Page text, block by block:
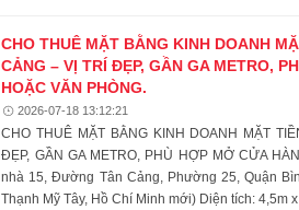
CHO THUÊ MẶT BẰNG KINH DOANH
CẢNG – VỊ TRÍ ĐẸP, GẦN GA METRO,
HOẶC VĂN PHÒNG.
2026-07-18 13:12:21
CHO THUÊ MẶT BẰNG KINH DOANH MẶT
ĐẸP, GẦN GA METRO, PHÙ HỢP MỞ CỬA
nhà 15, Đường Tân Cảng, Phường 25, Quận
Thạnh Mỹ Tây, Hồ Chí Minh mới) Diện tích: 4,5m